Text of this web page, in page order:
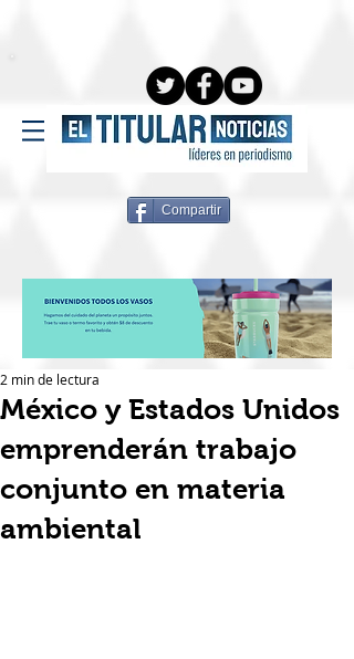
Compartir
México y Estados Unidos
emprenderán trabajo
conjunto en materia
ambiental
2 min de lectura